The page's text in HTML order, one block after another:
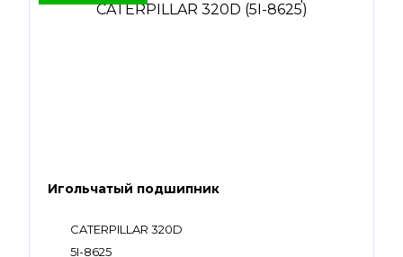
Игольчатый подшипник
CATERPILLAR 320D
5I-8625